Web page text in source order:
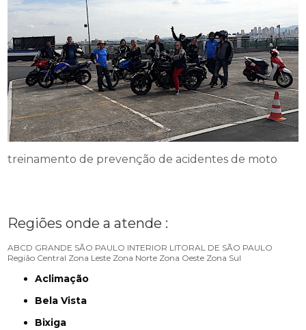
treinamento de prevenção de acidentes de moto
Regiões onde a atende :
ABCD GRANDE SÃO PAULO INTERIOR LITORAL DE SÃO PAULO
Região Central Zona Leste Zona Norte Zona Oeste Zona Sul
Aclimação
Bela Vista
Bixiga